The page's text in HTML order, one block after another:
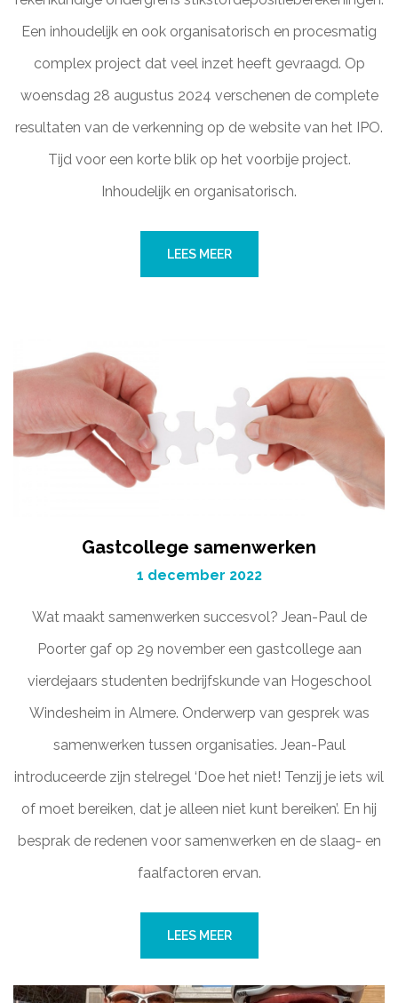
Een inhoudelijk en ook organisatorisch en procesmatig
complex project dat veel inzet heeft gevraagd. Op
woensdag 28 augustus 2024 verschenen de complete
resultaten van de verkenning op de website van het IPO.
Tijd voor een korte blik op het voorbije project.
Inhoudelijk en organisatorisch.
LEES MEER
Gastcollege samenwerken
1 december 2022
Wat maakt samenwerken succesvol? Jean-Paul de
Poorter gaf op 29 november een gastcollege aan
vierdejaars studenten bedrijfskunde van Hogeschool
Windesheim in Almere. Onderwerp van gesprek was
samenwerken tussen organisaties. Jean-Paul
introduceerde zijn stelregel ‘Doe het niet! Tenzij je iets wil
of moet bereiken, dat je alleen niet kunt bereiken’. En hij
besprak de redenen voor samenwerken en de slaag- en
faalfactoren ervan.
LEES MEER